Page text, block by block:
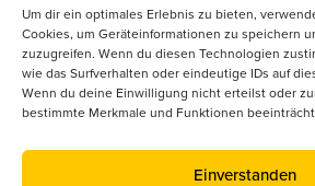
Um dir ein optimales Erlebnis zu bieten,
Cookies, um Geräteinformationen zu speichern
zuzugreifen. Wenn du diesen Technologien
wie das Surfverhalten oder eindeutige IDs auf
Wenn du deine Einwilligung nicht erteilst oder
bestimmte Merkmale und Funktionen
Einverstanden
Kontakt/Anfrage